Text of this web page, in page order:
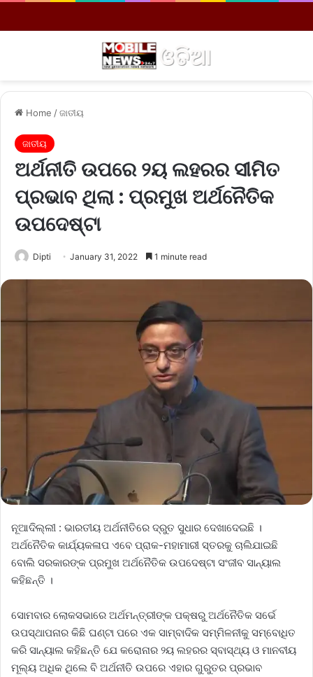
Home /ଜାତୀୟ
ଜାତୀୟ
ଅର୍ଥନୀତି ଉପରେ ୨ୟ ଲହରର ସୀମିତ
ପ୍ରଭାବ ଥିଲା : ପ୍ରମୁଖ ଅର୍ଥନୈତିକ
ଉପଦେଷ୍ଟା
Dipti January 31, 2022 1 minute read
ନୂଆଦିଲ୍ଲୀ : ଭାରତୀୟ ଅର୍ଥନୀତିରେ ଦ୍ରୁତ ସୁଧାର ଦେଖାଦେଇଛି ।
ଅର୍ଥନୈତିକ କାର୍ଯ୍ୟକଳାପ ଏବେ ପ୍ରାକ-ମହାମାରୀ ସ୍ତରକୁ ଚାଲିଯାଇଛି
ବୋଲି ସରକାରଙ୍କ ପ୍ରମୁଖ ଅର୍ଥନୈତିକ ଉପଦେଷ୍ଟା ସଂଜୀବ ସାନ୍ୟାଲ
କହିଛନ୍ତି ।
ସୋମବାର ଲୋକସଭାରେ ଅର୍ଥମନ୍ତ୍ରୀଙ୍କ ପକ୍ଷରୁ ଅର୍ଥନୈତିକ ସର୍ଭେ
ଉପସ୍ଥାପନାର କିଛି ଘଣ୍ଟା ପରେ ଏକ ସାମ୍ବାଦିକ ସମ୍ମିଳନୀକୁ ସମ୍ବୋଧିତ
କରି ସାନ୍ୟାଲ କହିଛନ୍ତି ଯେ କରୋନାର ୨ୟ ଲହରର ସ୍ବାସ୍ଥ୍ୟ ଓ ମାନବୀୟ
ମୂଲ୍ୟ ଅଧିକ ଥିଲେ ବି ଅର୍ଥନୀତି ଉପରେ ଏହାର ଗୁରୁତର ପ୍ରଭାବ